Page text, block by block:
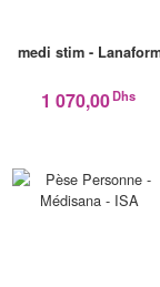
medi stim -
1 070,00Dhs